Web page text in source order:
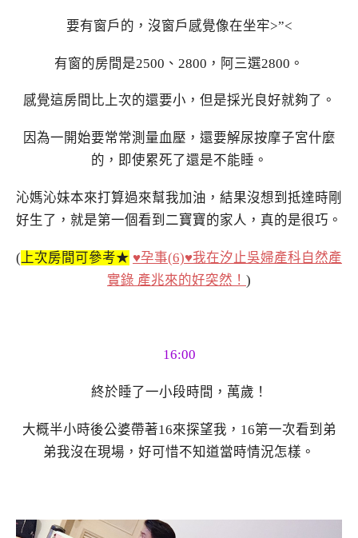
要有窗戶的，沒窗戶感覺像在坐牢>”<
有窗的房間是2500、2800，阿三選2800。
感覺這房間比上次的還要小，但是採光良好就夠了。
因為一開始要常常測量血壓，還要解尿按摩子宮什麼
的，即使累死了還是不能睡。
沁媽沁妹本來打算過來幫我加油，結果沒想到抵達時剛
好生了，就是第一個看到二寶寶的家人，真的是很巧。
( 上次房間可參考★ ♥孕事(6)♥我在汐止吳婦產科自然產
實錄 產兆來的好突然！ )
16:00
終於睡了一小段時間，萬歲！
大概半小時後公婆帶著16來探望我，16第一次看到弟
弟我沒在現場，好可惜不知道當時情況怎樣。